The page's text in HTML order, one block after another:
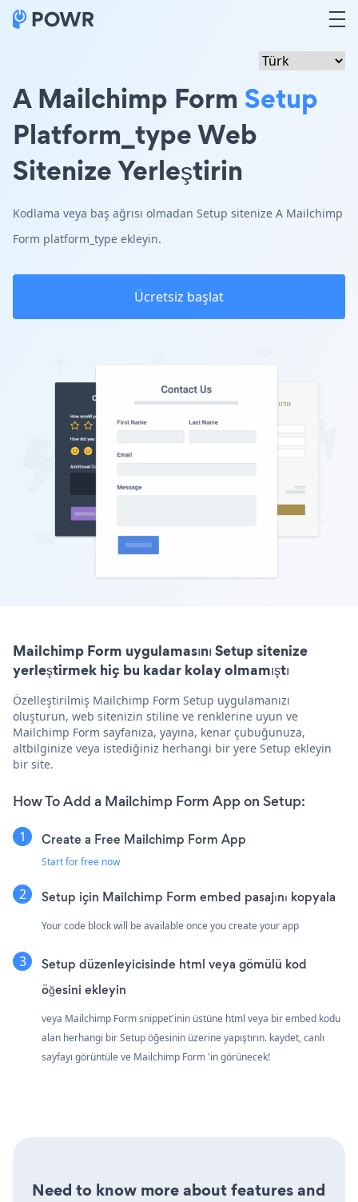
A Mailchimp Form Setup
Platform_type Web
Sitenize Yerleştirin
Kodlama veya baş ağrısı olmadan Setup sitenize A Mailchimp
Form platform_type ekleyin.
Ücretsiz başlat
Mailchimp Form uygulamasını Setup sitenize
yerleştirmek hiç bu kadar kolay olmamıştı
Özelleştirilmiş Mailchimp Form Setup uygulamanızı
oluşturun, web sitenizin stiline ve renklerine uyun ve
Mailchimp Form sayfanıza, yayına, kenar çubuğunuza,
altbilginize veya istediğiniz herhangi bir yere Setup ekleyin
bir site.
How To Add a Mailchimp Form App on Setup:
Create a Free Mailchimp Form App
Start for free now
Setup için Mailchimp Form embed pasajını kopyala
Your code block will be available once you create your app
Setup düzenleyicisinde html veya gömülü kod
öğesini ekleyin
veya Mailchimp Form snippet'inin üstüne html veya bir embed kodu
alan herhangi bir Setup öğesinin üzerine yapıştırın. kaydet, canlı
sayfayı görüntüle ve Mailchimp Form 'in görünecek!
Need to know more about features and